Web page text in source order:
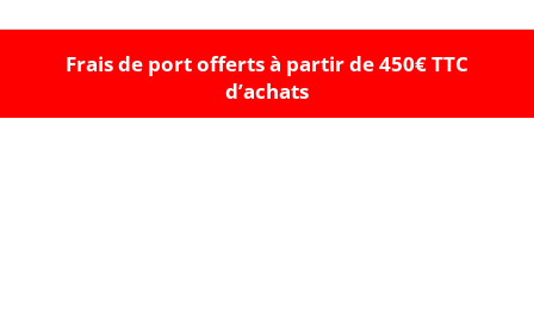
Frais de port offerts à partir de 450€ TTC
d’achats